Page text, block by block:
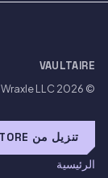
VAULTAIRE
© 2026
Wraxle LLC
تنزيل من APP STORE
الرئيسية